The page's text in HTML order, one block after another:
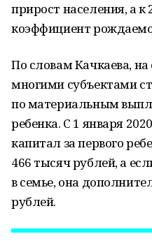
прирост населения, а к
коэффициент
По словам Качкаева,
многими субъектами
по материальным
ребенка. С 1 января
капитал за первого
466 тысяч рублей, а
в семье, она
рублей.